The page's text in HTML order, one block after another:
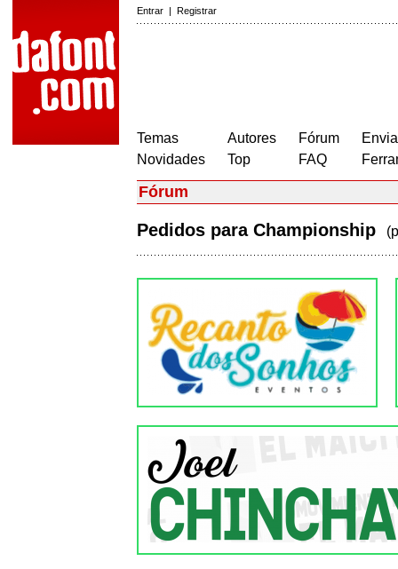
Entrar | Registrar
Temas
Novidades
Autores
Top
Fórum
FAQ
Fórum
Pedidos para Championship